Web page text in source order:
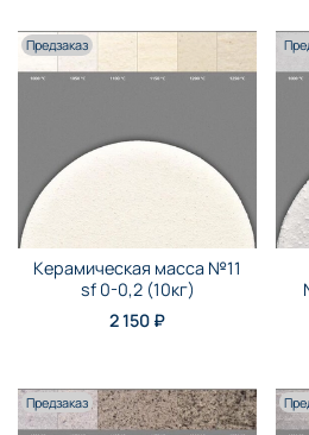
Предзаказ
Керамическая масса №11
sf 0-0,2 (10кг)
2 150 ₽
Предзаказ